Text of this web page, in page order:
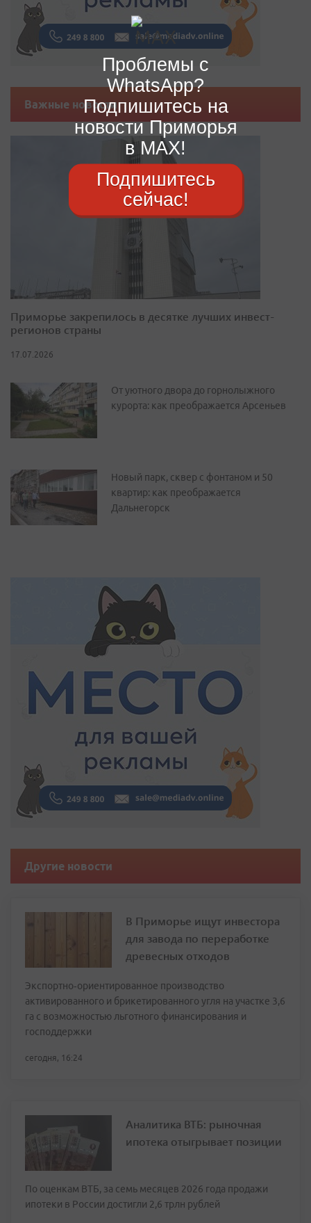
Важные новости
Приморье закрепилось в десятке лучших инвест-
регионов страны
17.07.2026
От уютного двора до горнолыжного
курорта: как преображается Арсеньев
Новый парк, сквер с фонтаном и 50
квартир: как преображается
Дальнегорск
Другие новости
В Приморье ищут инвестора
для завода по переработке
древесных отходов
Экспортно‑ориентированное производство
активированного и брикетированного угля на участке 3,6
га с возможностью льготного финансирования и
господдержки
сегодня, 16:24
Аналитика ВТБ: рыночная
ипотека отыгрывает позиции
По оценкам ВТБ, за семь месяцев 2026 года продажи
ипотеки в России достигли 2,6 трлн рублей
Проблемы с
WhatsApp?
Подпишитесь на
новости Приморья
в MAX!
Подпишитесь
сейчас!